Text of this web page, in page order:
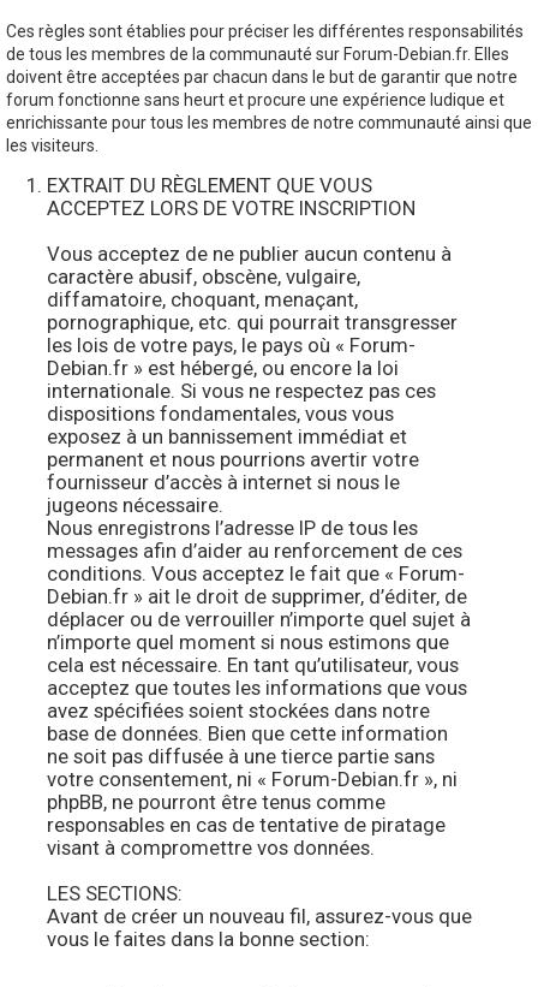
Ces règles sont établies pour préciser les différentes responsabilités
de tous les membres de la communauté sur Forum-Debian.fr. Elles
doivent être acceptées par chacun dans le but de garantir que notre
forum fonctionne sans heurt et procure une expérience ludique et
enrichissante pour tous les membres de notre communauté ainsi que
les visiteurs.
EXTRAIT DU RÈGLEMENT QUE VOUS
ACCEPTEZ LORS DE VOTRE INSCRIPTION
Vous acceptez de ne publier aucun contenu à
caractère abusif, obscène, vulgaire,
diffamatoire, choquant, menaçant,
pornographique, etc. qui pourrait transgresser
les lois de votre pays, le pays où « Forum-
Debian.fr » est hébergé, ou encore la loi
internationale. Si vous ne respectez pas ces
dispositions fondamentales, vous vous
exposez à un bannissement immédiat et
permanent et nous pourrions avertir votre
fournisseur d’accès à internet si nous le
jugeons nécessaire.
Nous enregistrons l’adresse IP de tous les
messages afin d’aider au renforcement de ces
conditions. Vous acceptez le fait que « Forum-
Debian.fr » ait le droit de supprimer, d’éditer, de
déplacer ou de verrouiller n’importe quel sujet à
n’importe quel moment si nous estimons que
cela est nécessaire. En tant qu’utilisateur, vous
acceptez que toutes les informations que vous
avez spécifiées soient stockées dans notre
base de données. Bien que cette information
ne soit pas diffusée à une tierce partie sans
votre consentement, ni « Forum-Debian.fr », ni
phpBB, ne pourront être tenus comme
responsables en cas de tentative de piratage
visant à compromettre vos données.
LES SECTIONS:
Avant de créer un nouveau fil, assurez-vous que
vous le faites dans la bonne section: